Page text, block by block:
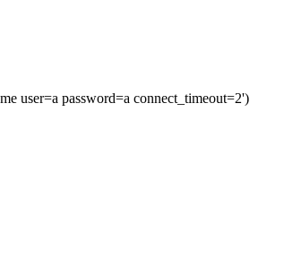
user=a password=a connect_timeout=2')